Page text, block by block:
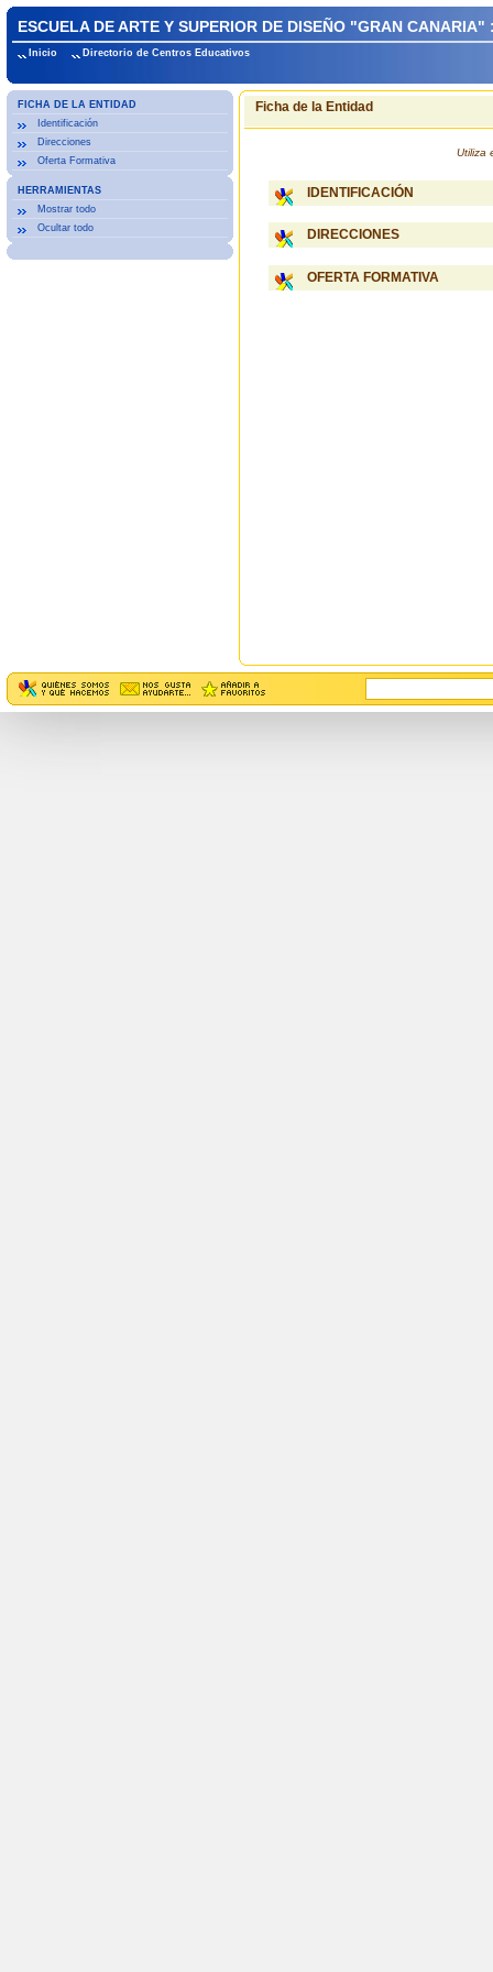
ESCUELA DE ARTE Y SUPERIOR DE DISEÑO "GRAN
Inicio Directorio de Centros Educativos
FICHA DE LA ENTIDAD
Identificación
Direcciones
Oferta Formativa
HERRAMIENTAS
Mostrar todo
Ocultar todo
Ficha de la Entidad
Utiliza
IDENTIFICACIÓN
DIRECCIONES
OFERTA FORMATIVA